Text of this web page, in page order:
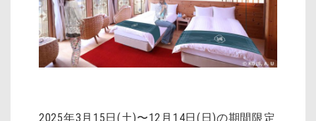
2025年3月15日(土)〜12月14日(日)の期間限定